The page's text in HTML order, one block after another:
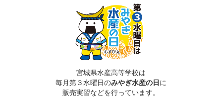
宮城県水産高等学校は
毎月第３水曜日のみやぎ水産の日に
販売実習などを行っています。